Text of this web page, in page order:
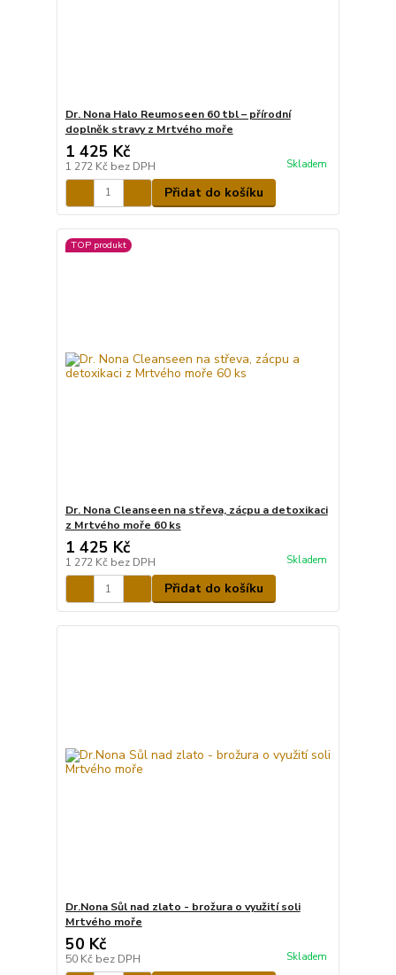
Dr. Nona Halo Reumoseen 60 tbl – přírodní
doplněk stravy z Mrtvého moře
1 425 Kč
1 272 Kč bez DPH Skladem
Přidat do košíku
TOP produkt
Dr. Nona Cleanseen na střeva, zácpu a detoxikaci
z Mrtvého moře 60 ks
1 425 Kč
1 272 Kč bez DPH Skladem
Přidat do košíku
Dr.Nona Sůl nad zlato - brožura o využití soli
Mrtvého moře
50 Kč
50 Kč bez DPH Skladem